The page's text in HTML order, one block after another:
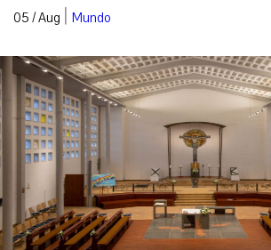
05 / Aug | Mundo